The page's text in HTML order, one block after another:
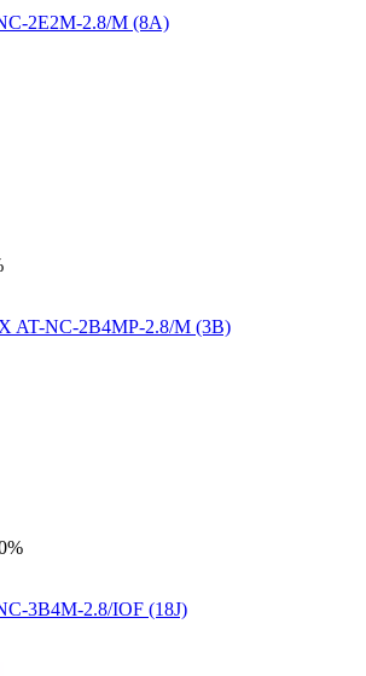
2E2M-2.8/M (8A)
AT-NC-2B4MP-2.8/M (3B)
3B4M-2.8/IOF (18J)